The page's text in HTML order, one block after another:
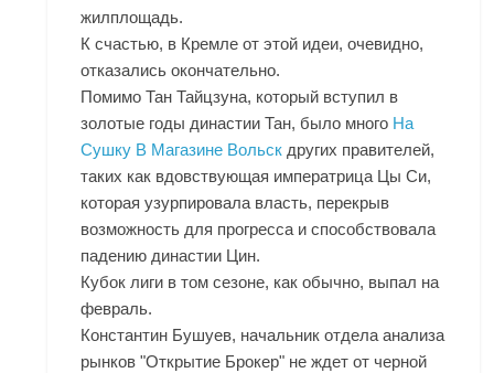
жилплощадь.
К счастью, в Кремле от этой идеи, очевидно,
отказались окончательно.
Помимо Тан Тайцзуна, который вступил в
золотые годы династии Тан, было много На
Сушку В Магазине Вольск других правителей,
таких как вдовствующая императрица Цы Си,
которая узурпировала власть, перекрыв
возможность для прогресса и способствовала
падению династии Цин.
Кубок лиги в том сезоне, как обычно, выпал на
февраль.
Константин Бушуев, начальник отдела анализа
рынков "Открытие Брокер" не ждет от черной